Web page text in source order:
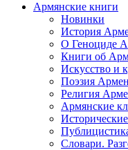
Армянские книги
Новинки
История
О Геноциде
Книги об
Иcкусство и
Поэзия
Религия
Армянские
Словари.